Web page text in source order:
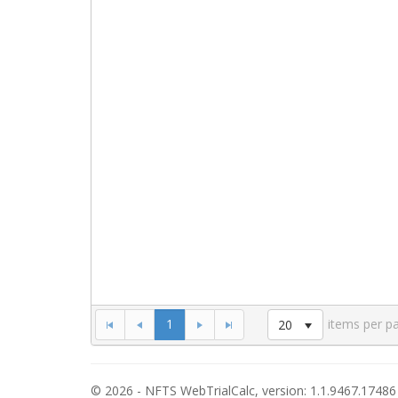
1 20 items per
© 2026 - NFTS WebTrialCalc, version: 1.1.9467.17486